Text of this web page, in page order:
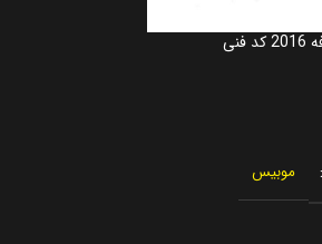
تسمه دینام اصلی سانتافه 2016 کد فنی
موبیس